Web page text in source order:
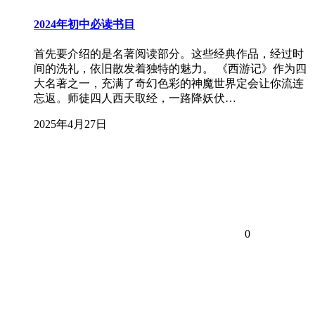
2024年初中必读书目
首先要介绍的是名著阅读部分。这些经典作品，经过时
间的洗礼，依旧散发着独特的魅力。 《西游记》作为四
大名著之一，充满了奇幻色彩的神魔世界定会让你流连
忘返。师徒四人西天取经，一路降妖伏…
2025年4月27日
0